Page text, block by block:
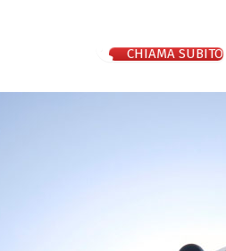
CHIAMA SUBITO